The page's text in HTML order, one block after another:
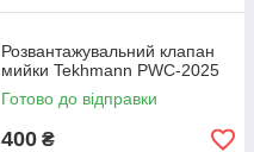
Розвантажувальний клапан
мийки Tekhmann PWC-2025
Готово до відправки
400 ₴